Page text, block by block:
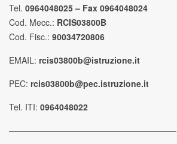
Tel. 0964048025 – Fax 0964048024
Cod. Mecc.: RCIS03800B
Cod. Fisc.: 90034720806
EMAIL: rcis03800b@istruzione.it
PEC: rcis03800b@pec.istruzione.it
Tel. ITI: 0964048022
————————————————————